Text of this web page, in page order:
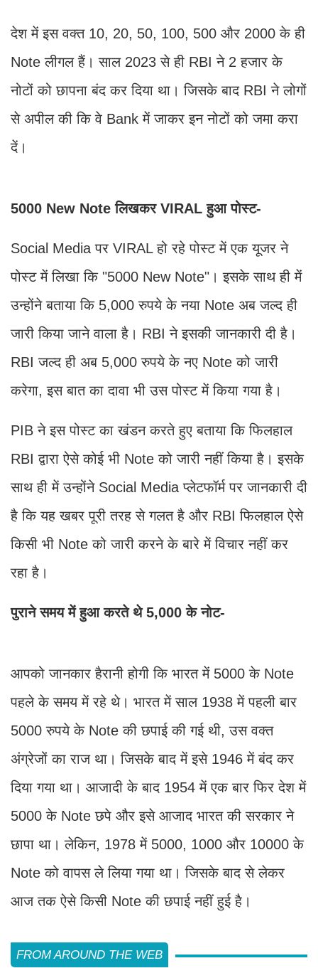
देश में इस वक्त 10, 20, 50, 100, 500 और 2000 के ही
Note लीगल हैं। साल 2023 से ही RBI ने 2 हजार के
नोटों को छापना बंद कर दिया था। जिसके बाद RBI ने लोगों
से अपील की कि वे Bank में जाकर इन नोटों को जमा करा
दें।
5000 New Note लिखकर VIRAL हुआ पोस्ट-
Social Media पर VIRAL हो रहे पोस्ट में एक यूजर ने
पोस्ट में लिखा कि "5000 New Note"। इसके साथ ही में
उन्होंने बताया कि 5,000 रुपये के नया Note अब जल्द ही
जारी किया जाने वाला है। RBI ने इसकी जानकारी दी है।
RBI जल्द ही अब 5,000 रुपये के नए Note को जारी
करेगा, इस बात का दावा भी उस पोस्ट में किया गया है।
PIB ने इस पोस्ट का खंडन करते हुए बताया कि फिलहाल
RBI द्वारा ऐसे कोई भी Note को जारी नहीं किया है। इसके
साथ ही में उन्होंने Social Media प्लेटफॉर्म पर जानकारी दी
है कि यह खबर पूरी तरह से गलत है और RBI फिलहाल ऐसे
किसी भी Note को जारी करने के बारे में विचार नहीं कर
रहा है।
पुराने समय में हुआ करते थे 5,000 के नोट-
आपको जानकार हैरानी होगी कि भारत में 5000 के Note
पहले के समय में रहे थे। भारत में साल 1938 में पहली बार
5000 रुपये के Note की छपाई की गई थी, उस वक्त
अंग्रेजों का राज था। जिसके बाद में इसे 1946 में बंद कर
दिया गया था। आजादी के बाद 1954 में एक बार फिर देश में
5000 के Note छपे और इसे आजाद भारत की सरकार ने
छापा था। लेकिन, 1978 में 5000, 1000 और 10000 के
Note को वापस ले लिया गया था। जिसके बाद से लेकर
आज तक ऐसे किसी Note की छपाई नहीं हुई है।
FROM AROUND THE WEB